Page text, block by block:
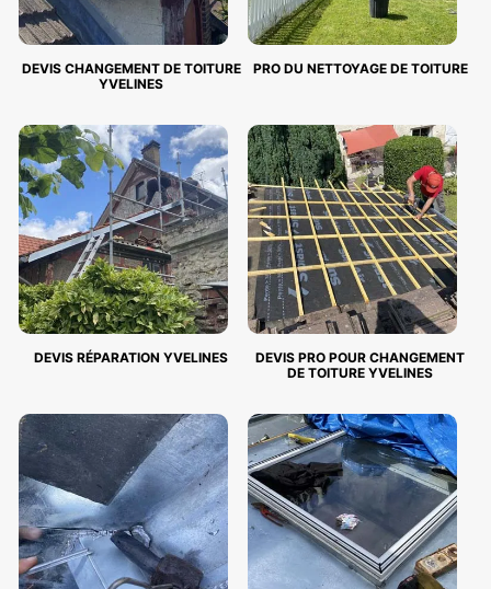
DEVIS CHANGEMENT DE TOITURE
YVELINES
PRO DU NETTOYAGE DE TOITURE
DEVIS RÉPARATION YVELINES
DEVIS PRO POUR CHANGEMENT
DE TOITURE YVELINES